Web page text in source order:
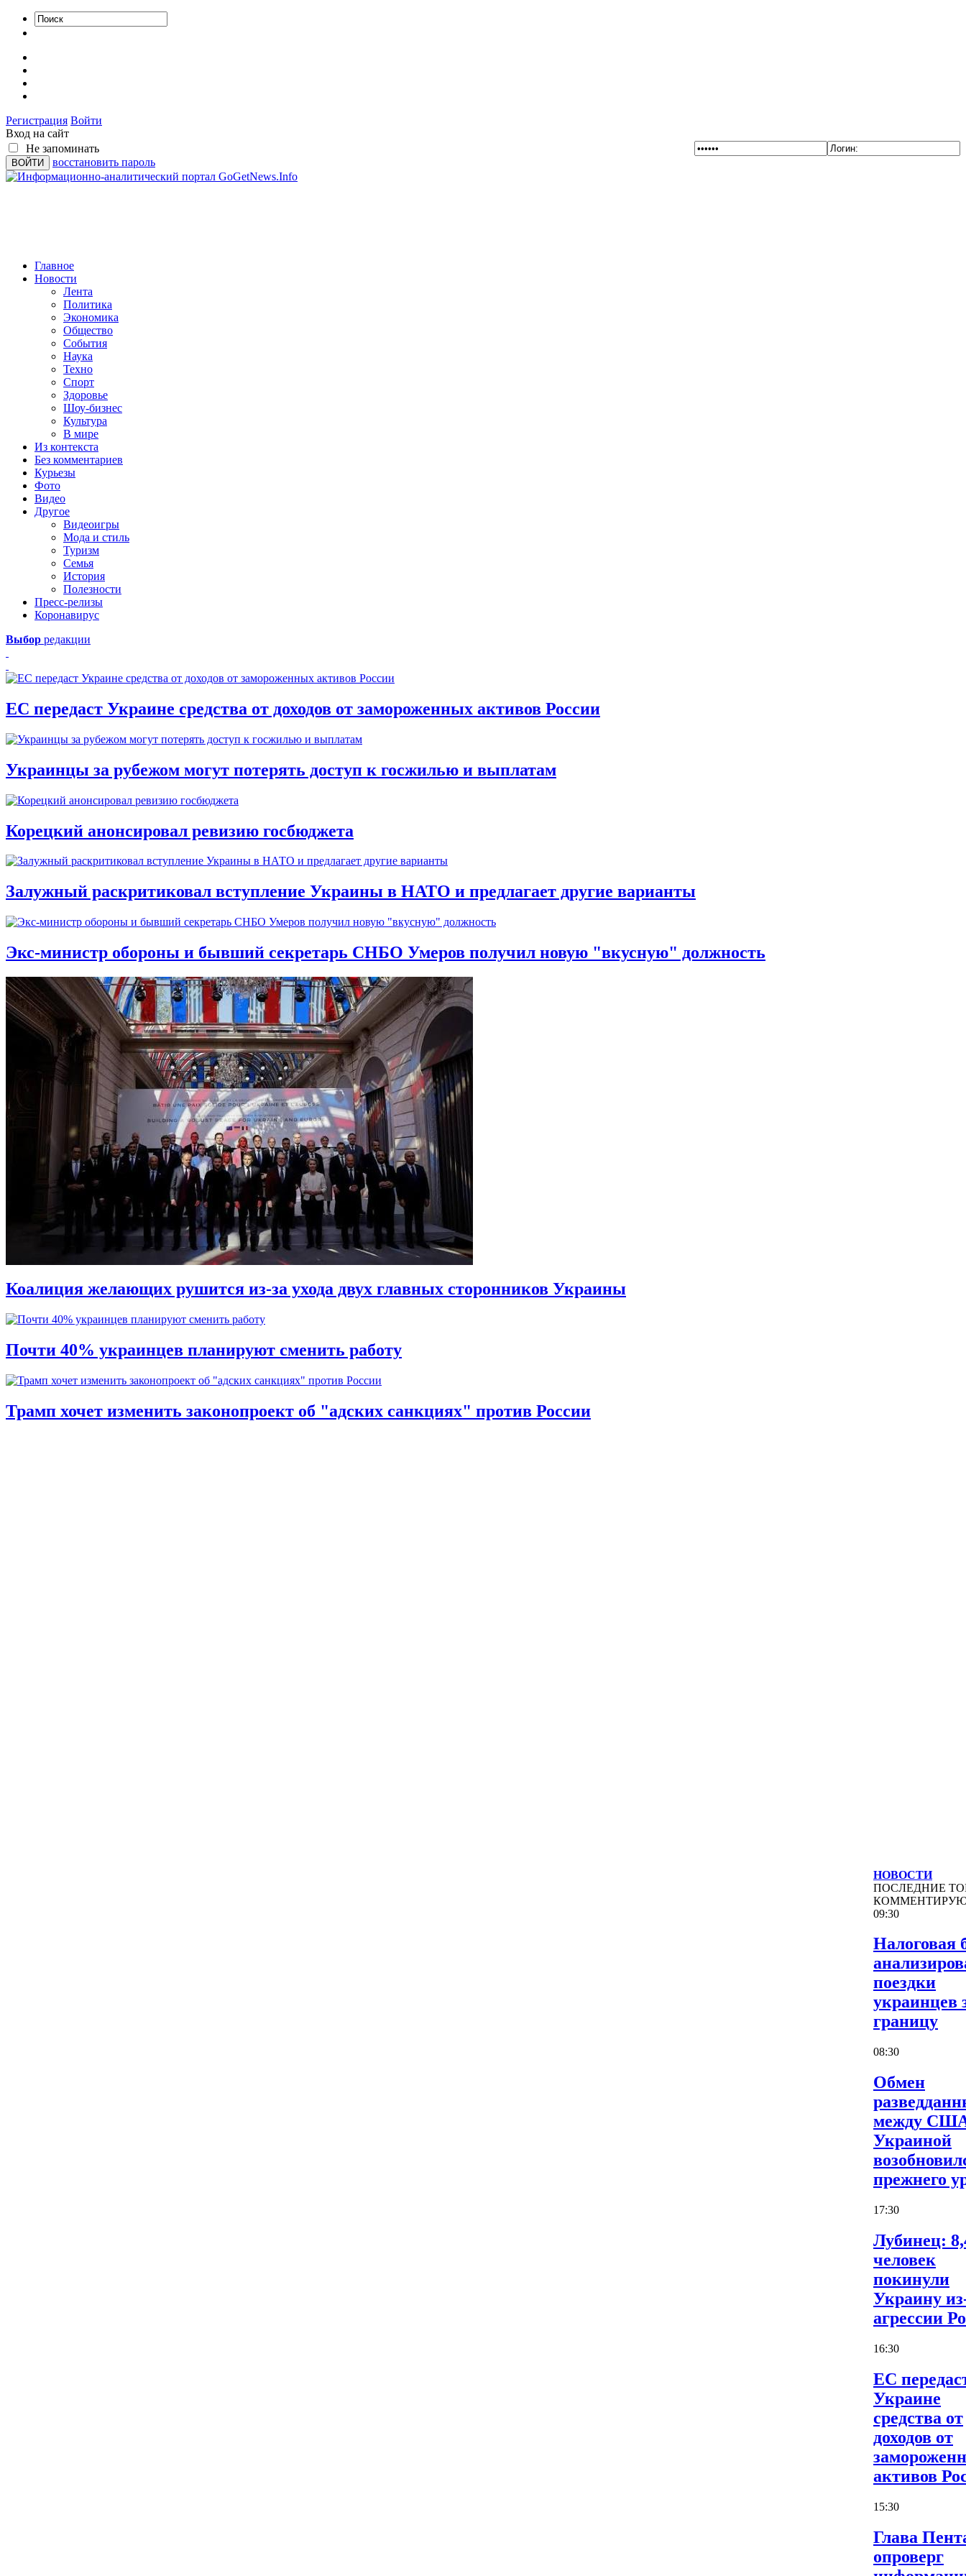
Регистрация Войти
Вход на сайт
Не запоминать
восстановить пароль
Главное
Новости
Лента
Политика
Экономика
Общество
События
Наука
Техно
Спорт
Здоровье
Шоу-бизнес
Культура
В мире
Из контекста
Без комментариев
Курьезы
Фото
Видео
Другое
Видеоигры
Мода и стиль
Туризм
Семья
История
Полезности
Пресс-релизы
Коронавирус
Выбор редакции
ЕС передаст Украине средства от доходов от замороженных активов России
Украинцы за рубежом могут потерять доступ к госжилью и выплатам
Корецкий анонсировал ревизию госбюджета
Залужный раскритиковал вступление Украины в НАТО и предлагает другие варианты
Экс-министр обороны и бывший секретарь СНБО Умеров получил новую "вкусную" должность
Коалиция желающих рушится из-за ухода двух главных сторонников Украины
Почти 40% украинцев планируют сменить работу
Трамп хочет изменить законопроект об "адских санкциях" против России
НОВОСТИ
ПОСЛЕДНИЕ
09:30
Налоговая
поездки
украинцев
границу
08:30
Обмен
между
Украиной
прежнего
17:30
Лубинец:
человек
покинули
Украину
агрессии
16:30
ЕС
Украине
средства от
доходов от
активов
15:30
Глава
опроверг